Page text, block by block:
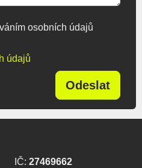
osobních údajů
údajů
Odeslat
IČ: 27469662